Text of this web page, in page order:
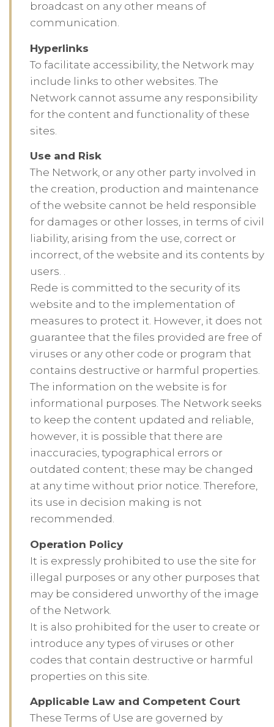
broadcast on any other means of
communication.
Hyperlinks
To facilitate accessibility, the Network may
include links to other websites. The
Network cannot assume any responsibility
for the content and functionality of these
sites.
Use and Risk
The Network, or any other party involved in
the creation, production and maintenance
of the website cannot be held responsible
for damages or other losses, in terms of civil
liability, arising from the use, correct or
incorrect, of the website and its contents by
users. .
Rede is committed to the security of its
website and to the implementation of
measures to protect it. However, it does not
guarantee that the files provided are free of
viruses or any other code or program that
contains destructive or harmful properties.
The information on the website is for
informational purposes. The Network seeks
to keep the content updated and reliable,
however, it is possible that there are
inaccuracies, typographical errors or
outdated content; these may be changed
at any time without prior notice. Therefore,
its use in decision making is not
recommended.
Operation Policy
It is expressly prohibited to use the site for
illegal purposes or any other purposes that
may be considered unworthy of the image
of the Network.
It is also prohibited for the user to create or
introduce any types of viruses or other
codes that contain destructive or harmful
properties on this site.
Applicable Law and Competent Court
These Terms of Use are governed by